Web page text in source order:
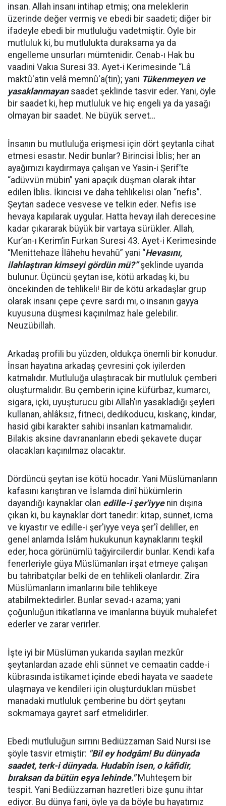
insan. Allah insanı intihap etmiş; ona meleklerin
üzerinde değer vermiş ve ebedi bir saadeti; diğer bir
ifadeyle ebedi bir mutluluğu vadetmiştir. Öyle bir
mutluluk ki, bu mutlulukta duraksama ya da
engelleme unsurları mümtenidir. Cenab-ı Hak bu
vaadini Vakıa Suresi 33. Ayet-i Kerimesinde “Lâ
maktû'atin velâ memnû'a(tin); yani Tükenmeyen ve
yasaklanmayansaadet şeklinde tasvir eder. Yani, öyle
bir saadet ki, hep mutluluk ve hiç engeli ya da yasağı
olmayan bir saadet. Ne büyük servet…
İnsanın bu mutluluğa erişmesi için dört şeytanla cihat
etmesi esastır. Nedir bunlar? Birincisi İblis; her an
ayağımızı kaydırmaya çalışan ve Yasin-i Şerif’te
“adüvvün mübin” yani apaçık düşman olarak ihtar
edilen İblis. İkincisi ve daha tehlikelisi olan “nefis”.
Şeytan sadece vesvese ve telkin eder. Nefis ise
hevaya kapılarak uygular. Hatta hevayı ilah derecesine
kadar çıkararak büyük bir vartaya sürükler. Allah,
Kur’an-ı Kerim’in Furkan Suresi 43. Ayet-i Kerimesinde
“Menittehaze İlâhehu hevahû” yani “Hevasını,
ilahlaştıran kimseyi gördün mü?”şeklinde uyarıda
bulunur. Üçüncü şeytan ise, kötü arkadaş ki, bu
öncekinden de tehlikeli! Bir de kötü arkadaşlar grup
olarak insanı çepe çevre sardı mı, o insanın gayya
kuyusuna düşmesi kaçınılmaz hale gelebilir.
Neuzübillah.
Arkadaş profili bu yüzden, oldukça önemli bir konudur.
İnsan hayatına arkadaş çevresini çok iyilerden
katmalıdır. Mutluluğa ulaştıracak bir mutluluk çemberi
oluşturmalıdır. Bu çemberin içine küfürbaz, kumarcı,
sigara, içki, uyuşturucu gibi Allah’ın yasakladığı şeyleri
kullanan, ahlâksız, fitneci, dedikoducu, kıskanç, kindar,
hasid gibi karakter sahibi insanları katmamalıdır.
Bilakis aksine davrananların ebedi şekavete duçar
olacakları kaçınılmaz olacaktır.
Dördüncü şeytan ise kötü hocadır. Yani Müslümanların
kafasını karıştıran ve İslamda dinî hükümlerin
dayandığı kaynaklar olan edille-i şer'iyyenin dışına
çıkan ki, bu kaynaklar dört tanedir: kitap, sünnet, icma
ve kıyastır ve edille-i şer'iyye veya şer'î deliller, en
genel anlamda İslâm hukukunun kaynaklarını teşkil
eder, hoca görünümlü tağyircilerdir bunlar. Kendi kafa
fenerleriyle güya Müslümanları irşat etmeye çalışan
bu tahribatçılar belki de en tehlikeli olanlardır. Zira
Müslümanların imanlarını bile tehlikeye
atabilmektedirler. Bunlar sevad-ı azama; yani
çoğunluğun itikatlarına ve imanlarına büyük muhalefet
ederler ve zarar verirler.
İşte iyi bir Müslüman yukarıda sayılan mezkûr
şeytanlardan azade ehli sünnet ve cemaatin cadde-i
kübrasında istikamet içinde ebedi hayata ve saadete
ulaşmaya ve kendileri için oluşturdukları müsbet
manadaki mutluluk çemberine bu dört şeytanı
sokmamaya gayret sarf etmelidirler.
Ebedi mutluluğun sırrını Bediüzzaman Said Nursi ise
şöyle tasvir etmiştir: "Bil ey hodgâm! Bu dünyada
saadet, terk-i dünyada. Hudabîn isen, o kâfidir,
bıraksan da bütün eşya lehinde."Muhteşem bir
tespit. Yani Bediüzzaman hazretleri bize şunu ihtar
ediyor. Bu dünya fani, öyle ya da böyle bu hayatımız